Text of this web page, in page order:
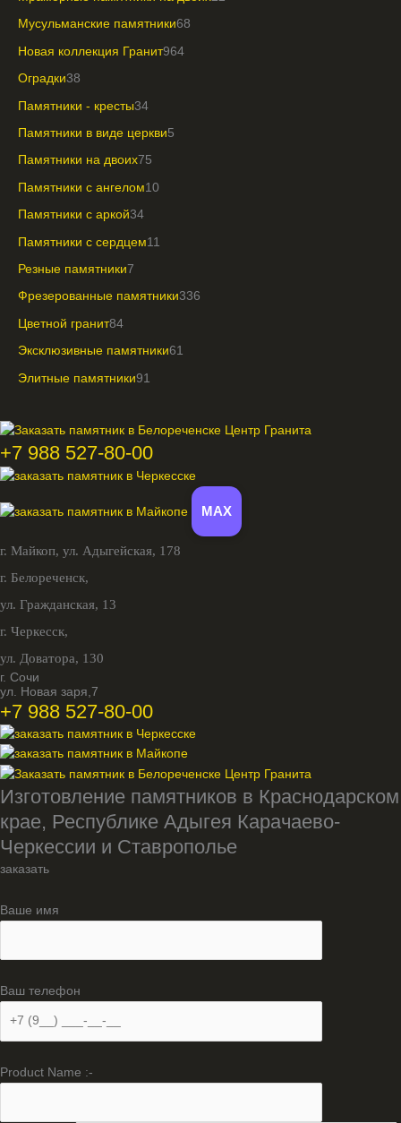
Мусульманские памятники68
Новая коллекция Гранит964
Оградки38
Памятники - кресты34
Памятники в виде церкви5
Памятники на двоих75
Памятники с ангелом10
Памятники с аркой34
Памятники с сердцем11
Резные памятники7
Фрезерованные памятники336
Цветной гранит84
Эксклюзивные памятники61
Элитные памятники91
+7 988 527-80-00
MAX
г. Майкоп, ул. Адыгейская, 178
г. Белореченск,
ул. Гражданская, 13
г. Черкесск,
ул. Доватора, 130
г. Сочи
ул. Новая заря,7
+7 988 527-80-00
Изготовление памятников в Краснодарском
крае, Республике Адыгея Карачаево-
Черкессии и Ставрополье
заказать
Ваше имя
Ваш телефон
Product Name :-